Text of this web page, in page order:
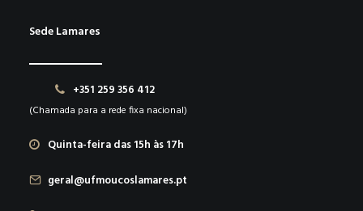
Sede Lamares
+351 259 356 412
(Chamada para a rede fixa nacional)
Quinta-feira das 15h às 17h
geral@ufmoucoslamares.pt